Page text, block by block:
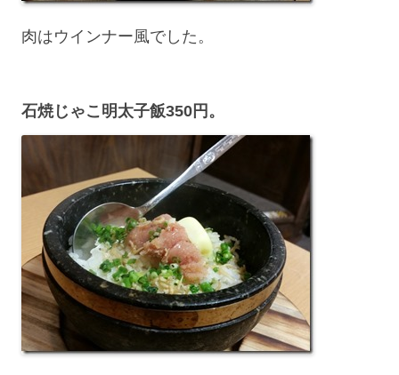
肉はウインナー風でした。
石焼じゃこ明太子飯350円。